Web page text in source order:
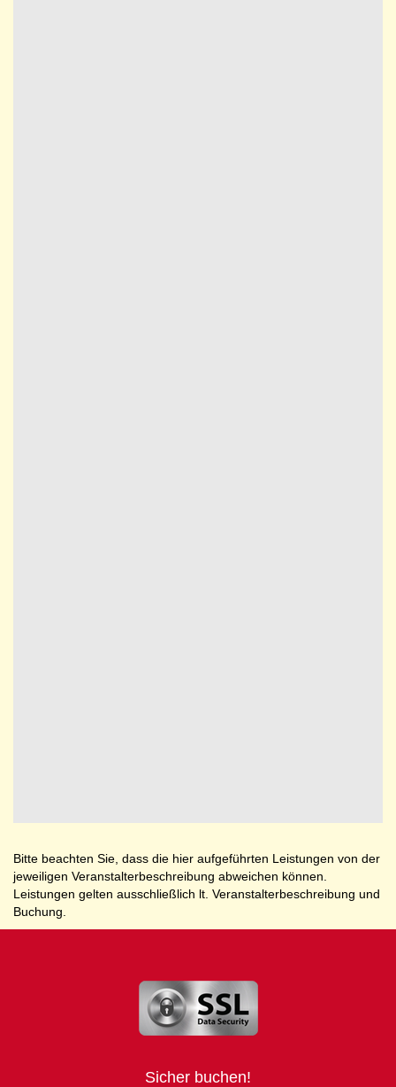
Bitte beachten Sie, dass die hier aufgeführten Leistungen von der
jeweiligen Veranstalterbeschreibung abweichen können.
Leistungen gelten ausschließlich lt. Veranstalterbeschreibung und
Buchung.
Sicher buchen!